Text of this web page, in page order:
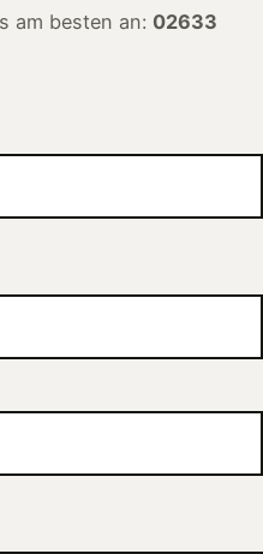
am besten an: 02633